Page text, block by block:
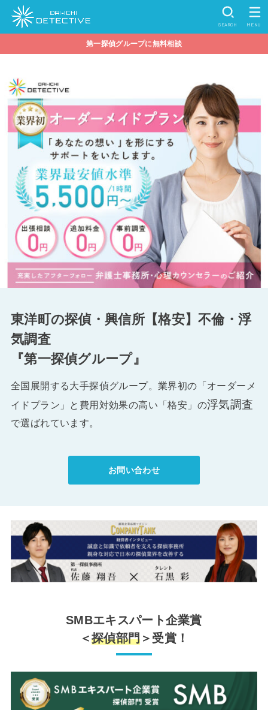
SEARCH MENU
第一探偵グループに無料相談
東洋町の探偵・興信所【格安】不倫・浮
気調査
『第一探偵グループ』
全国展開する大手探偵グループ。業界初の「オーダーメ
イドプラン」と費用対効果の高い「格安」の浮気調査
で選ばれています。
お問い合わせ
SMBエキスパート企業賞
＜探偵部門 ＞受賞！